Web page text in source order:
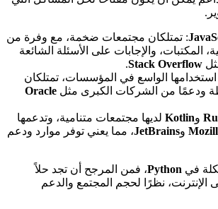
: تمتلكان مجتمعات ضخمة، مع وفرة من
المكتبات، والإجابات على الأسئلة الشائعة
Stack Overflow
.
الواسع في المؤسسات، تمتلكان
ودعمًا من الشركات الكبرى مثل Oracle
وKotlin لديها مجتمعات متنامية، وتدعمها
وJetBrains، مما يعني توفر موارد ودعم
في Python، فمن المرجح أن تجد حلاً
نظرًا لحجم المجتمع والدعم